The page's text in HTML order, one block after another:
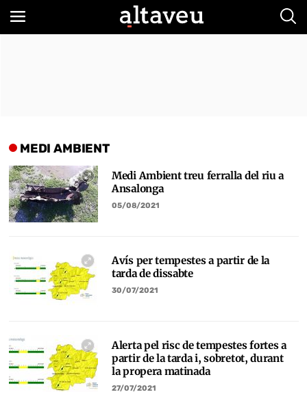
MEDI AMBIENT
Medi Ambient treu ferralla del riu a
Ansalonga
05/08/2021
Avís per tempestes a partir de la
tarda de dissabte
30/07/2021
Alerta pel risc de tempestes fortes a
partir de la tarda i, sobretot, durant
la propera matinada
27/07/2021